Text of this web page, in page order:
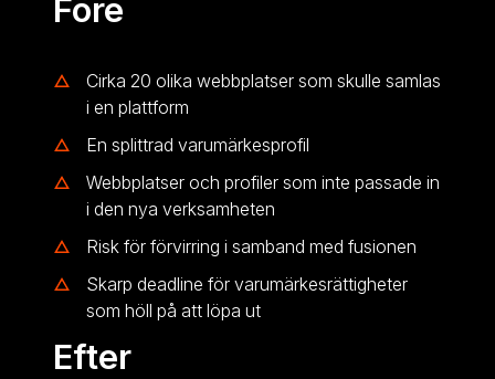
Före
Cirka 20 olika webbplatser som skulle samlas
i en plattform
En splittrad varumärkesprofil
Webbplatser och profiler som inte passade in
i den nya verksamheten
Risk för förvirring i samband med fusionen
Skarp deadline för varumärkesrättigheter
som höll på att löpa ut
Efter